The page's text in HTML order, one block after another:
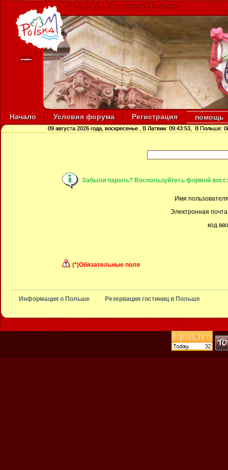
POLSKA.LV форум о Польше
Начало Условия форума Регистрация помощь
09 августа 2026 года, воскресенье , В Латвии: 09:43:54 , В Польше:
Забыли пароль? Воспользуйтесь формой
Имя
Электронная
код
(*)Обязательные поля
Информация о Польше Резервация гостиниц в Польше